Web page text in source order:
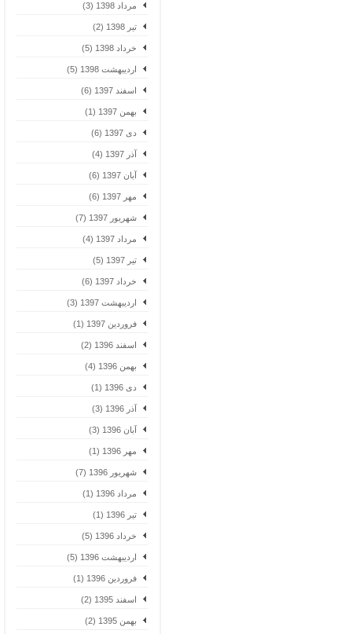
مرداد 1398 (3)
تیر 1398 (2)
خرداد 1398 (5)
اردیبهشت 1398 (5)
اسفند 1397 (6)
بهمن 1397 (1)
دی 1397 (6)
آذر 1397 (4)
آبان 1397 (6)
مهر 1397 (6)
شهریور 1397 (7)
مرداد 1397 (4)
تیر 1397 (5)
خرداد 1397 (6)
اردیبهشت 1397 (3)
فروردین 1397 (1)
اسفند 1396 (2)
بهمن 1396 (4)
دی 1396 (1)
آذر 1396 (3)
آبان 1396 (3)
مهر 1396 (1)
شهریور 1396 (7)
مرداد 1396 (1)
تیر 1396 (1)
خرداد 1396 (5)
اردیبهشت 1396 (5)
فروردین 1396 (1)
اسفند 1395 (2)
بهمن 1395 (2)